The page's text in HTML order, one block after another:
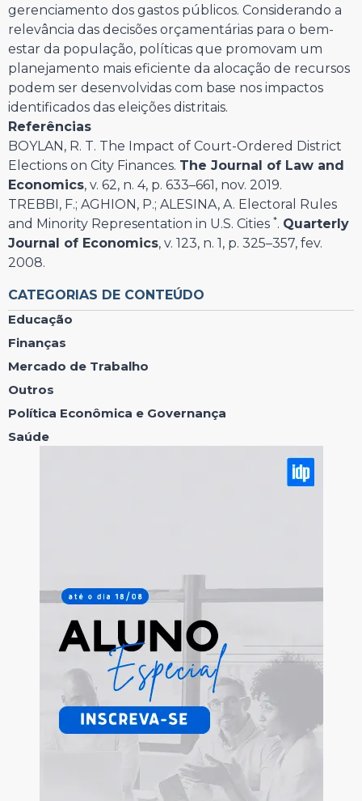
gerenciamento dos gastos públicos. Considerando a
relevância das decisões orçamentárias para o bem-
estar da população, políticas que promovam um
planejamento mais eficiente da alocação de recursos
podem ser desenvolvidas com base nos impactos
identificados das eleições distritais.
Referências
BOYLAN, R. T. The Impact of Court-Ordered District
Elections on City Finances. The Journal of Law and
Economics, v. 62, n. 4, p. 633–661, nov. 2019.
TREBBI, F.; AGHION, P.; ALESINA, A. Electoral Rules
and Minority Representation in U.S. Cities *. Quarterly
Journal of Economics, v. 123, n. 1, p. 325–357, fev.
2008.
CATEGORIAS DE CONTEÚDO
Educação
Finanças
Mercado de Trabalho
Outros
Política Econômica e Governança
Saúde